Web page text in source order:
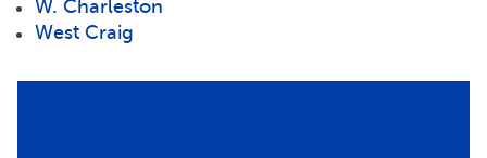
W. Charleston
West Craig